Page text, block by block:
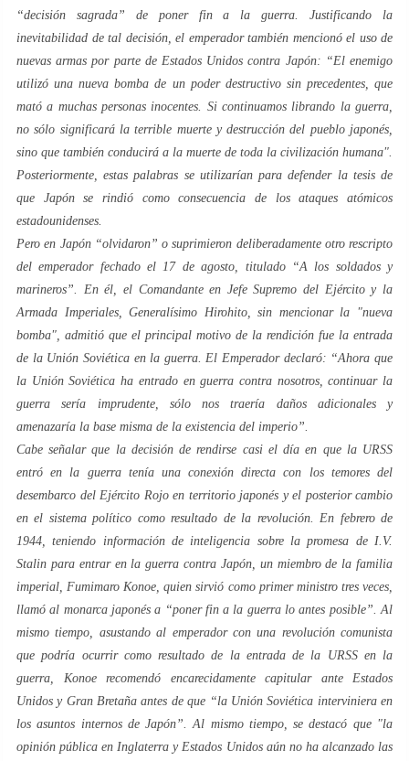
“decisión sagrada” de poner fin a la guerra. Justificando la
inevitabilidad de tal decisión, el emperador también mencionó el uso de
nuevas armas por parte de Estados Unidos contra Japón: “El enemigo
utilizó una nueva bomba de un poder destructivo sin precedentes, que
mató a muchas personas inocentes. Si continuamos librando la guerra,
no sólo significará la terrible muerte y destrucción del pueblo japonés,
sino que también conducirá a la muerte de toda la civilización humana".
Posteriormente, estas palabras se utilizarían para defender la tesis de
que Japón se rindió como consecuencia de los ataques atómicos
estadounidenses.
Pero en Japón “olvidaron” o suprimieron deliberadamente otro rescripto
del emperador fechado el 17 de agosto, titulado “A los soldados y
marineros”. En él, el Comandante en Jefe Supremo del Ejército y la
Armada Imperiales, Generalísimo Hirohito, sin mencionar la "nueva
bomba", admitió que el principal motivo de la rendición fue la entrada
de la Unión Soviética en la guerra. El Emperador declaró: “Ahora que
la Unión Soviética ha entrado en guerra contra nosotros, continuar la
guerra sería imprudente, sólo nos traería daños adicionales y
amenazaría la base misma de la existencia del imperio”.
Cabe señalar que la decisión de rendirse casi el día en que la URSS
entró en la guerra tenía una conexión directa con los temores del
desembarco del Ejército Rojo en territorio japonés y el posterior cambio
en el sistema político como resultado de la revolución. En febrero de
1944, teniendo información de inteligencia sobre la promesa de I.V.
Stalin para entrar en la guerra contra Japón, un miembro de la familia
imperial, Fumimaro Konoe, quien sirvió como primer ministro tres veces,
llamó al monarca japonés a “poner fin a la guerra lo antes posible”. Al
mismo tiempo, asustando al emperador con una revolución comunista
que podría ocurrir como resultado de la entrada de la URSS en la
guerra, Konoe recomendó encarecidamente capitular ante Estados
Unidos y Gran Bretaña antes de que “la Unión Soviética interviniera en
los asuntos internos de Japón”. Al mismo tiempo, se destacó que "la
opinión pública en Inglaterra y Estados Unidos aún no ha alcanzado las